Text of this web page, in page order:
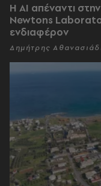
Η AI απέναντι
Newtons
ενδιαφέρον
Δημήτρης